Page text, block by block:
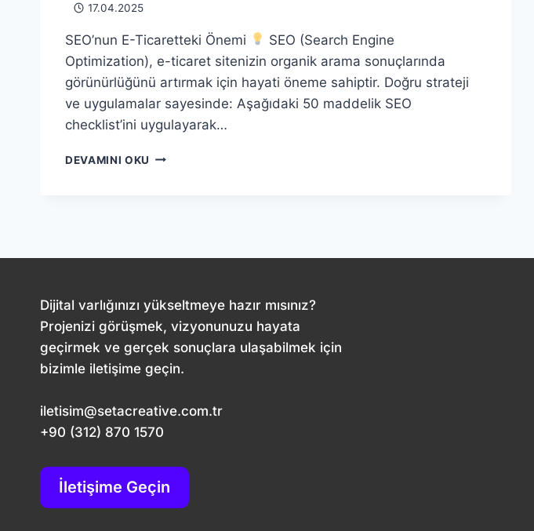
17.04.2025
SEO’nun E-Ticaretteki Önemi
SEO (Search Engine
Optimization), e-ticaret sitenizin organik arama sonuçlarında
görünürlüğünü artırmak için hayati öneme sahiptir. Doğru strateji
ve uygulamalar sayesinde: Aşağıdaki 50 maddelik SEO
checklist’ini uygulayarak…
DEVAMINI OKU E-
SIRALARA
ÇIKIN
Dijital varlığınızı yükseltmeye hazır mısınız?
Projenizi görüşmek, vizyonunuzu hayata
geçirmek ve gerçek sonuçlara ulaşabilmek için
bizimle iletişime geçin.
iletisim@setacreative.com.tr
+90 (312) 870 1570
İletişime Geçin